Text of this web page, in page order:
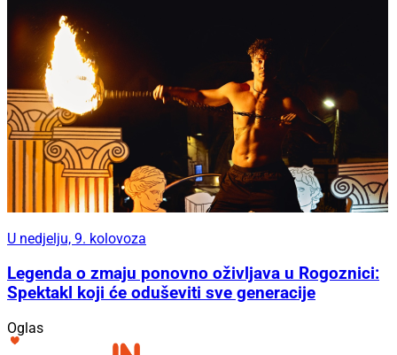
U nedjelju, 9. kolovoza
Legenda o zmaju ponovno oživljava u Rogoznici:
Spektakl koji će oduševiti sve generacije
Oglas